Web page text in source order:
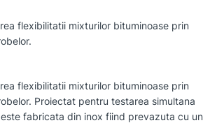
flexibilitatii mixturilor bituminoase prin
flexibilitatii mixturilor bituminoase prin
Proiectat pentru testarea simultana
fabricata din inox fiind prevazuta cu un